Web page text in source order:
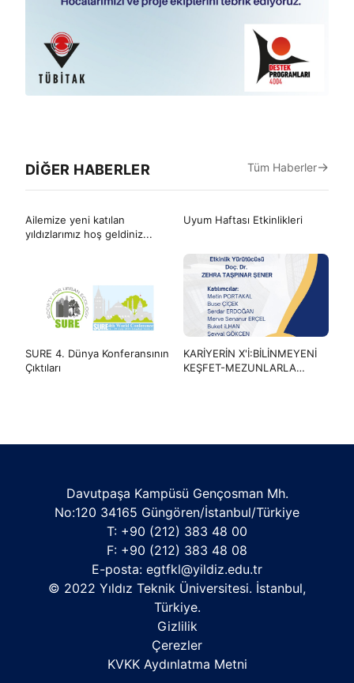
DIĞER HABERLER
Ailemize yeni katılan
yıldızlarımız hoş geldiniz...
Uyum Haftası Etkinlikleri
SURE 4. Dünya Konferansının
Çıktıları
KARİYERİN X'İ:BİLİNMEYENİ
KEŞFET-MEZUNLARLA
Tüm Haberler
Davutpaşa Kampüsü Gençosman Mh.
No:120 34165 Güngören/İstanbul/Türkiye
T: +90 (212) 383 48 00
F: +90 (212) 383 48 08
E-posta: egtfkl@yildiz.edu.tr
© 2022 Yıldız Teknik Üniversitesi. İstanbul,
Türkiye.
Gizlilik
Çerezler
KVKK Aydınlatma Metni